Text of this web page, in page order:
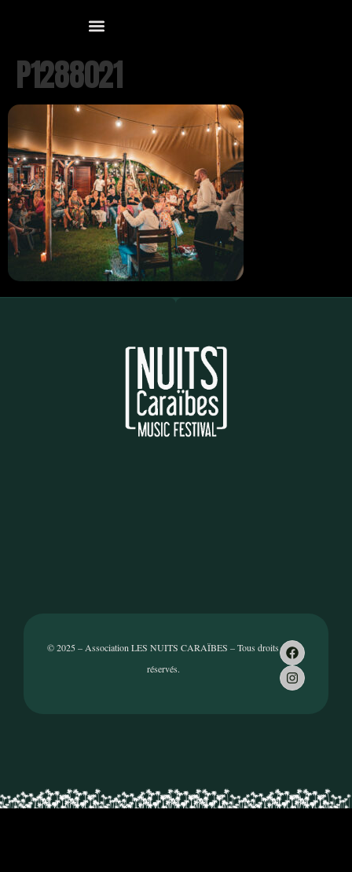
P1288021
© 2025 – Association LES NUITS CARAÏBES – Tous droits
réservés.